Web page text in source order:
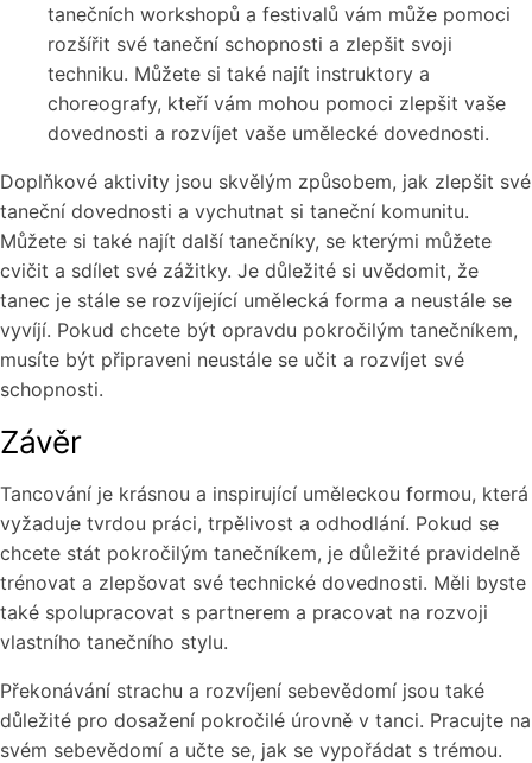
tanečních workshopů a festivalů vám může pomoci
rozšířit své taneční schopnosti a zlepšit svoji
techniku. Můžete si také najít instruktory a
choreografy, kteří vám mohou pomoci zlepšit vaše
dovednosti a rozvíjet vaše umělecké dovednosti.
Doplňkové aktivity jsou skvělým způsobem, jak zlepšit své
taneční dovednosti a vychutnat si taneční komunitu.
Můžete si také najít další tanečníky, se kterými můžete
cvičit a sdílet své zážitky. Je důležité si uvědomit, že
tanec je stále se rozvíjející umělecká forma a neustále se
vyvíjí. Pokud chcete být opravdu pokročilým tanečníkem,
musíte být připraveni neustále se učit a rozvíjet své
schopnosti.
Závěr
Tancování je krásnou a inspirující uměleckou formou, která
vyžaduje tvrdou práci, trpělivost a odhodlání. Pokud se
chcete stát pokročilým tanečníkem, je důležité pravidelně
trénovat a zlepšovat své technické dovednosti. Měli byste
také spolupracovat s partnerem a pracovat na rozvoji
vlastního tanečního stylu.
Překonávání strachu a rozvíjení sebevědomí jsou také
důležité pro dosažení pokročilé úrovně v tanci. Pracujte na
svém sebevědomí a učte se, jak se vypořádat s trémou.